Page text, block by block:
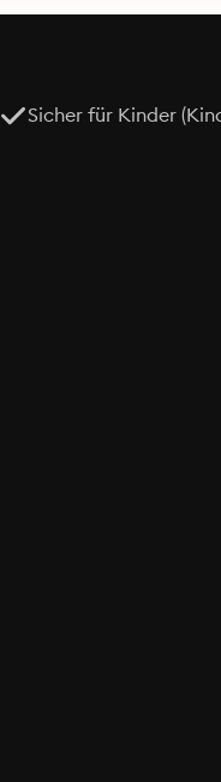
Sicher für Kinder